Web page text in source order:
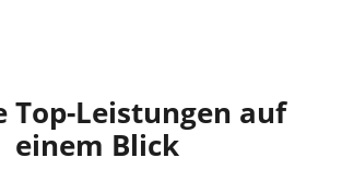
Top-Leistungen auf
einem Blick